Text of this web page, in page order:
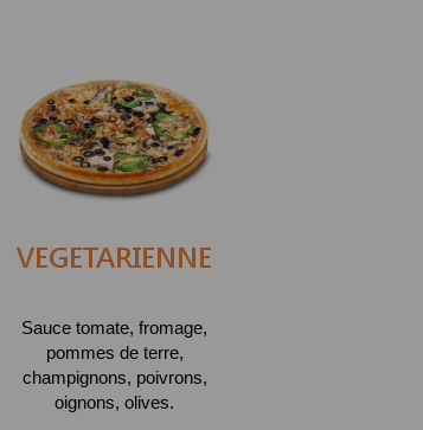
VEGETARIENNE
Sauce tomate, fromage,
pommes de terre,
champignons, poivrons,
oignons, olives.